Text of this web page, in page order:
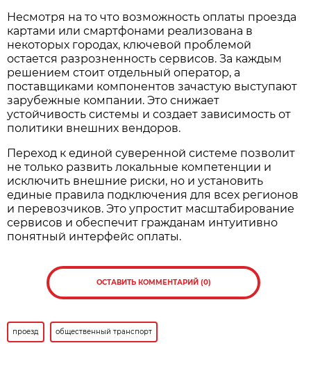
Несмотря на то что возможность оплаты проезда
картами или смартфонами реализована в
некоторых городах, ключевой проблемой
остается разрозненность сервисов. За каждым
решением стоит отдельный оператор, а
поставщиками компонентов зачастую выступают
зарубежные компании. Это снижает
устойчивость системы и создает зависимость от
политики внешних вендоров.
Переход к единой суверенной системе позволит
не только развить локальные компетенции и
исключить внешние риски, но и установить
единые правила подключения для всех регионов
и перевозчиков. Это упростит масштабирование
сервисов и обеспечит гражданам интуитивно
понятный интерфейс оплаты.
ОСТАВИТЬ КОММЕНТАРИЙ (0)
проезд общественный транспорт